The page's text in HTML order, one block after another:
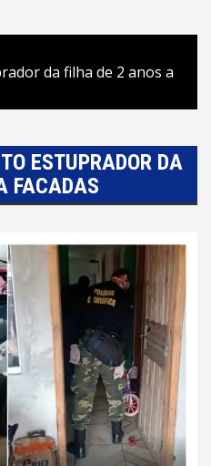
da filha de 2 anos a
ESTUPRADOR DA
FACADAS